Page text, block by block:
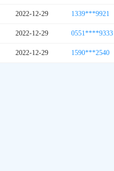
2022-12-29 1339***9921
2022-12-29 0551****9333
2022-12-29 1590***2540